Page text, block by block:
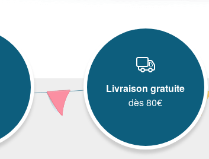
Livraison gratuite
dès 80€